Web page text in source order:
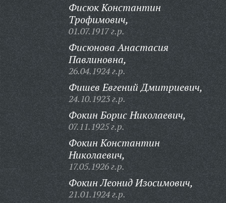
Фисюк Константин
Трофимович,
01.07.1917 г.р.
Фисюнова Анастасия
Павлиновна,
26.04.1924 г.р.
Фишев Евгений Дмитриевич,
24.10.1923 г.р.
Фокин Борис Николаевич,
07.11.1925 г.р.
Фокин Константин
Николаевич,
17.05.1926 г.р.
Фокин Леонид Изосимович,
21.01.1924 г.р.